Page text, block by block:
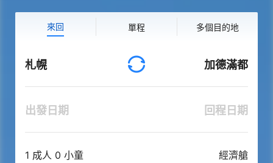
來回 單程 多個目的地
札幌 加德滿都
出發日期 回程日期
1 成人 0 小童 經濟艙